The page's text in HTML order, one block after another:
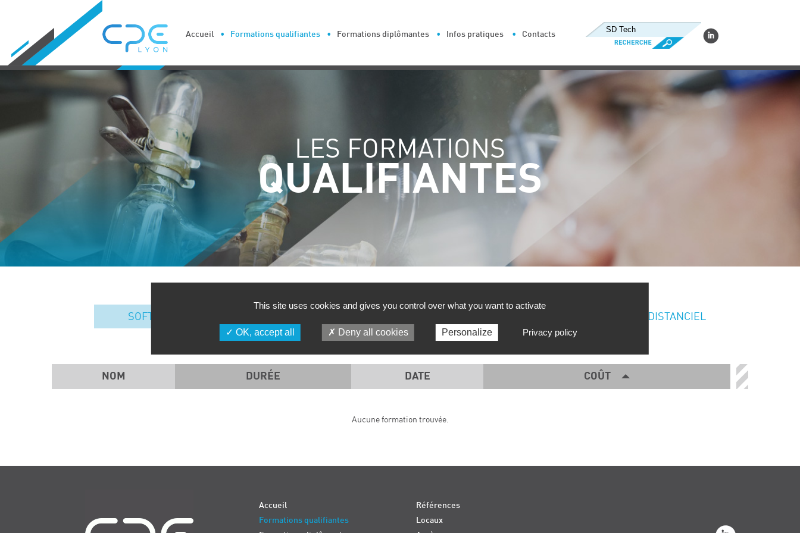
Accueil Formations qualifiantes Formations diplômantes Infos pratiques Contacts
LES FORMATIONS
QUALIFIANTES
SOFT SKILLS DISTANCIEL
NOM DURÉE DATE COÛT
Aucune formation trouvée.
Accueil
Formations qualifiantes
Références
Locaux
Cookies management panel
This site uses cookies and gives you control over what you want to activate
OK, accept all Deny all cookies Personalize Privacy policy